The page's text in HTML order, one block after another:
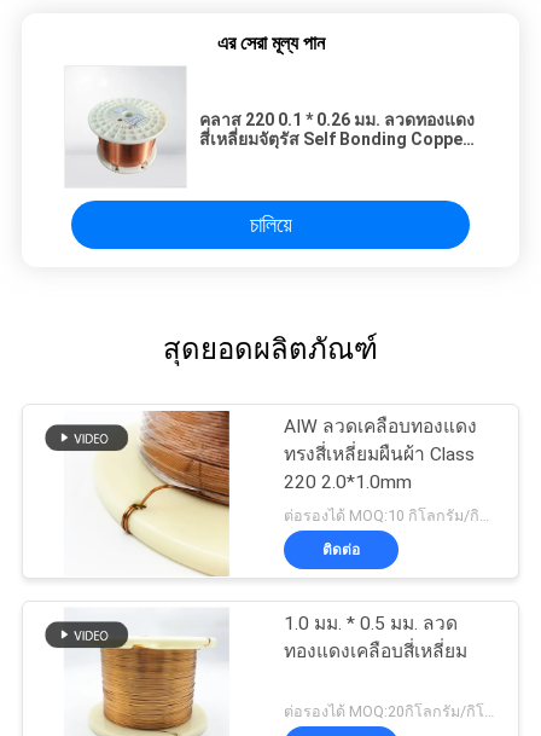
এর সেরা মূল্য পান
คลาส 220 0.1 * 0.26 มม. ลวดทองแดง
สี่เหลี่ยมจัตุรัส Self Bonding Copper
চালিয়ে
สุดยอดผลิตภัณฑ์
AIW ลวดเคลือบทองแดง
ทรงสี่เหลี่ยมผืนผ้า Class
220 2.0*1.0mm
ติดต่อ
1.0 มม. * 0.5 มม. ลวด
ทองแดงเคลือบสี่เหลี่ยม
ต่อรองได้ MOQ:20กิโลกรัม/กิโลกรัม